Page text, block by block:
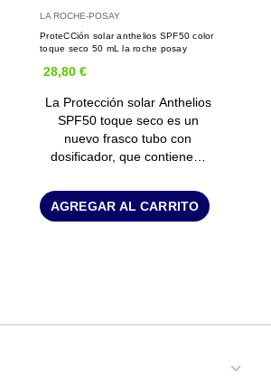
LA ROCHE-POSAY
ProteCCión solar anthelios SPF50 color
toque seco 50 mL la roche posay
28,80 €
La Protección solar Anthelios
SPF50 toque seco es un
nuevo frasco tubo con
dosificador, que contiene…
AGREGAR AL CARRITO